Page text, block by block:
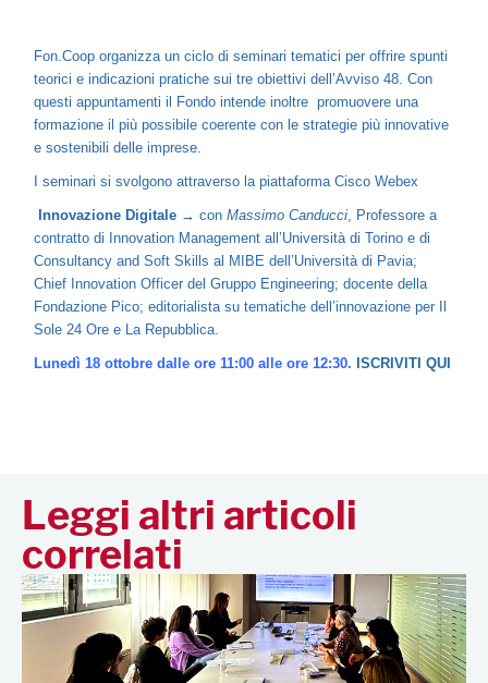
Fon.Coop organizza un ciclo di seminari tematici per offrire spunti
teorici e indicazioni pratiche sui tre obiettivi dell’Avviso 48. Con
questi appuntamenti il Fondo intende inoltre promuovere una
formazione il più possibile coerente con le strategie più innovative
e sostenibili delle imprese.
I seminari si svolgono attraverso la piattaforma Cisco Webex
Innovazione Digitale → conMassimo Canducci, Professore a
contratto di Innovation Management all’Università di Torino e di
Consultancy and Soft Skills al MIBE dell’Università di Pavia;
Chief Innovation Officer del Gruppo Engineering; docente della
Fondazione Pico; editorialista su tematiche dell’innovazione per Il
Sole 24 Ore e La Repubblica.
Lunedì 18 ottobre dalle ore 11:00 alle ore 12:30. ISCRIVITI QUI
Leggi altri articoli
correlati